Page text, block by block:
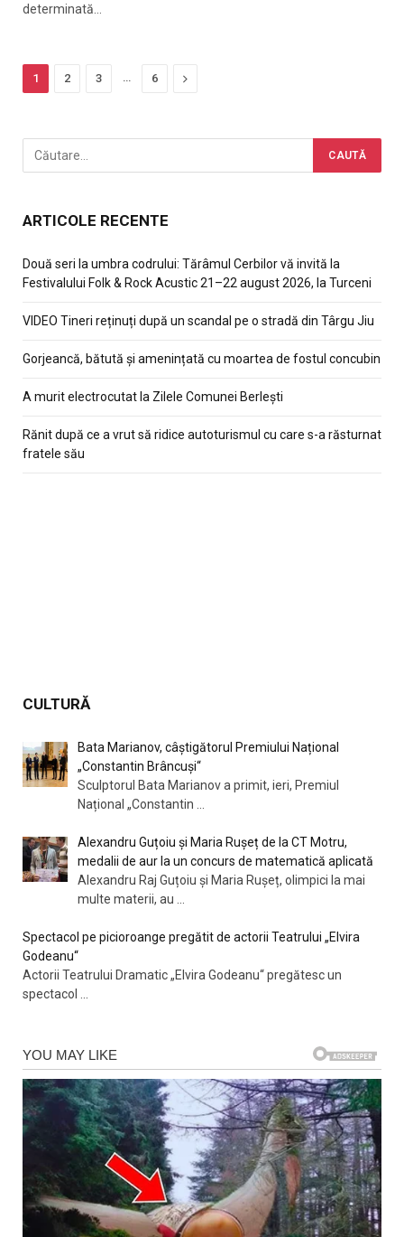
determinată…
1 2 3 6 Next
ARTICOLE RECENTE
Două seri la umbra codrului: Tărâmul Cerbilor vă invită la
Festivalului Folk & Rock Acustic 21–22 august 2026, la Turceni
VIDEO Tineri reținuți după un scandal pe o stradă din Târgu Jiu
Gorjeancă, bătută și amenințată cu moartea de fostul concubin
A murit electrocutat la Zilele Comunei Berlești
Rănit după ce a vrut să ridice autoturismul cu care s-a răsturnat
fratele său
CULTURĂ
Bata Marianov, câștigătorul Premiului Național
„Constantin Brâncuși“
Sculptorul Bata Marianov a primit, ieri, Premiul
Național „Constantin
Alexandru Guțoiu și Maria Rușeț de la CT Motru,
medalii de aur la un concurs de matematică aplicată
Alexandru Raj Guțoiu și Maria Rușeț, olimpici la mai
multe materii, au
Spectacol pe picioroange pregătit de actorii Teatrului „Elvira
Godeanu“
Actorii Teatrului Dramatic „Elvira Godeanu“ pregătesc un
spectacol